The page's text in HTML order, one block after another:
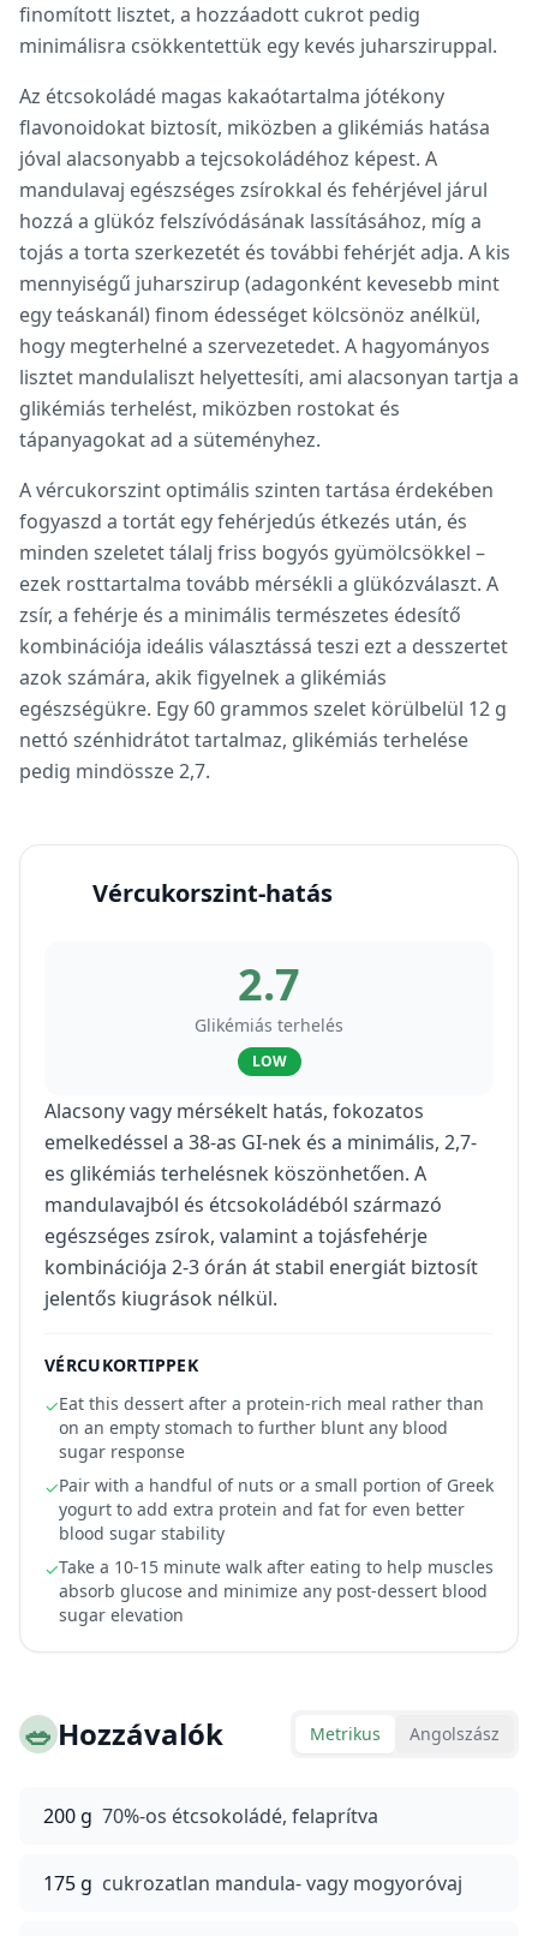
finomított lisztet, a hozzáadott cukrot pedig
minimálisra csökkentettük egy kevés juharsziruppal.
Az étcsokoládé magas kakaótartalma jótékony
flavonoidokat biztosít, miközben a glikémiás hatása
jóval alacsonyabb a tejcsokoládéhoz képest. A
mandulavaj egészséges zsírokkal és fehérjével járul
hozzá a glükóz felszívódásának lassításához, míg a
tojás a torta szerkezetét és további fehérjét adja. A kis
mennyiségű juharszirup (adagonként kevesebb mint
egy teáskanál) finom édességet kölcsönöz anélkül,
hogy megterhelné a szervezetedet. A hagyományos
lisztet mandulaliszt helyettesíti, ami alacsonyan tartja a
glikémiás terhelést, miközben rostokat és
tápanyagokat ad a süteményhez.
A vércukorszint optimális szinten tartása érdekében
fogyaszd a tortát egy fehérjedús étkezés után, és
minden szeletet tálalj friss bogyós gyümölcsökkel –
ezek rosttartalma tovább mérsékli a glükózválaszt. A
zsír, a fehérje és a minimális természetes édesítő
kombinációja ideális választássá teszi ezt a desszertet
azok számára, akik figyelnek a glikémiás
egészségükre. Egy 60 grammos szelet körülbelül 12 g
nettó szénhidrátot tartalmaz, glikémiás terhelése
pedig mindössze 2,7.
Vércukorszint-hatás
2.7
Glikémiás terhelés
LOW
Alacsony vagy mérsékelt hatás, fokozatos
emelkedéssel a 38-as GI-nek és a minimális, 2,7-
es glikémiás terhelésnek köszönhetően. A
mandulavajból és étcsokoládéból származó
egészséges zsírok, valamint a tojásfehérje
kombinációja 2-3 órán át stabil energiát biztosít
jelentős kiugrások nélkül.
VÉRCUKORTIPPEK
✓Eat this dessert after a protein-rich meal rather than
on an empty stomach to further blunt any blood
sugar response
✓Pair with a handful of nuts or a small portion of Greek
yogurt to add extra protein and fat for even better
blood sugar stability
✓Take a 10-15 minute walk after eating to help muscles
absorb glucose and minimize any post-dessert blood
sugar elevation
🥗Hozzávalók Metrikus Angolszász
200 g 70%-os étcsokoládé, felaprítva
175 g cukrozatlan mandula- vagy mogyoróvaj